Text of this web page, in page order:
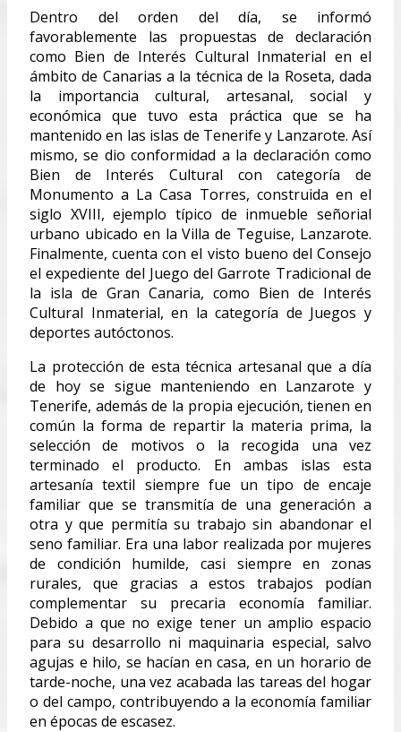
Dentro del orden del día, se informó
favorablemente las propuestas de declaración
como Bien de Interés Cultural Inmaterial en el
ámbito de Canarias a la técnica de la Roseta, dada
la importancia cultural, artesanal, social y
económica que tuvo esta práctica que se ha
mantenido en las islas de Tenerife y Lanzarote. Así
mismo, se dio conformidad a la declaración como
Bien de Interés Cultural con categoría de
Monumento a La Casa Torres, construida en el
siglo XVIII, ejemplo típico de inmueble señorial
urbano ubicado en la Villa de Teguise, Lanzarote.
Finalmente, cuenta con el visto bueno del Consejo
el expediente del Juego del Garrote Tradicional de
la isla de Gran Canaria, como Bien de Interés
Cultural Inmaterial, en la categoría de Juegos y
deportes autóctonos.
La protección de esta técnica artesanal que a día
de hoy se sigue manteniendo en Lanzarote y
Tenerife, además de la propia ejecución, tienen en
común la forma de repartir la materia prima, la
selección de motivos o la recogida una vez
terminado el producto. En ambas islas esta
artesanía textil siempre fue un tipo de encaje
familiar que se transmitía de una generación a
otra y que permitía su trabajo sin abandonar el
seno familiar. Era una labor realizada por mujeres
de condición humilde, casi siempre en zonas
rurales, que gracias a estos trabajos podían
complementar su precaria economía familiar.
Debido a que no exige tener un amplio espacio
para su desarrollo ni maquinaria especial, salvo
agujas e hilo, se hacían en casa, en un horario de
tarde-noche, una vez acabada las tareas del hogar
o del campo, contribuyendo a la economía familiar
en épocas de escasez.